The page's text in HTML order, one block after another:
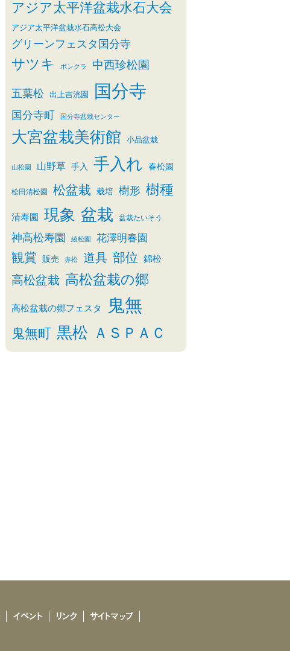
アジア太平洋盆栽水石大会
アジア太平洋盆栽水石高松大会
グリーンフェスタ国分寺
サツキ ボンクラ 中西珍松園
五葉松 出上吉洸園 国分寺
国分寺町 国分寺盆栽センター
大宮盆栽美術館 小品盆栽
山松園 山野草 手入 手入れ 春松園
松田清松園 松盆栽 栽培 樹形 樹種
清寿園 現象 盆栽 盆栽たいそう
神高松寿園 綾松園 花澤明春園
観賞 販売 赤松 道具 部位 錦松
高松盆栽 高松盆栽の郷
高松盆栽の郷フェスタ 鬼無
鬼無町 黒松 ＡＳＰＡＣ
イベント リンク
サイトマップ